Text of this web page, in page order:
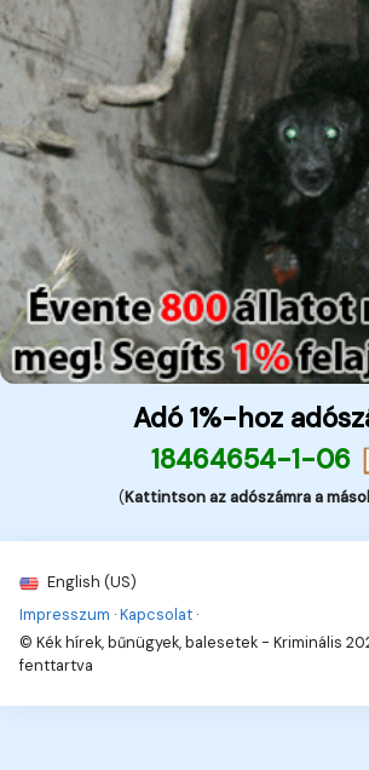
Adó 1%-hoz
18464654-1-06
(Kattintson az adószámra a
English (US)
Impresszum ·Kapcsolat ·
© Kék hírek, bűnügyek, balesetek - Kriminális
fenttartva